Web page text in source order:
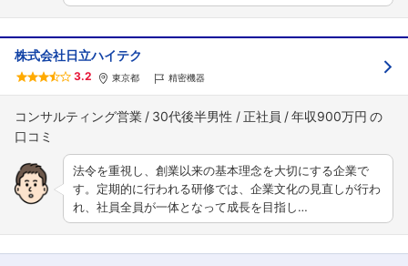
株式会社日立ハイテク
3.2 東京都 精密機器
コンサルティング営業 30代後半男性 正社員 年収900万円
法令を重視し、創業以来の基本理念を大切にする企業で
す。定期的に行われる研修では、企業文化の見直しが行わ
れ、社員全員が一体となって成長を目指し…